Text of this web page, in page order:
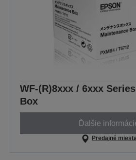
WF-(R)8xxx / 6xxx
Box
Ďalšie
Predajné